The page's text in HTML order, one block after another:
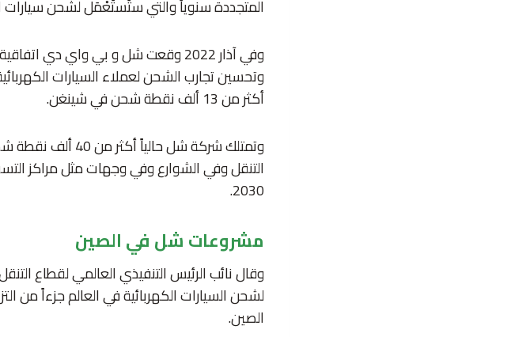
المتجددة سنوياً والتي ستُستَعْمَل لشحن سيارات
وفي آذار 2022 وقعت شل و بي واي دي
وتحسين تجارب الشحن لعملاء السيارات
أكثر من 13 ألف نقطة شحن في شينغن.
وتمتلك شركة شل
2030.
مشروعات شل في الصين
وقال نائب الرئيس التنفيذي العالمي لقطاع
لشحن السيارات الكهربائية في العالم جزءاً من
الصين.